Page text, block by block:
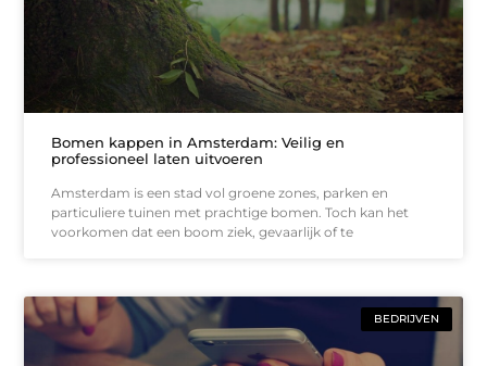
Bomen kappen in Amsterdam: Veilig en
professioneel laten uitvoeren
Amsterdam is een stad vol groene zones, parken en
particuliere tuinen met prachtige bomen. Toch kan het
voorkomen dat een boom ziek, gevaarlijk of te
BEDRIJVEN